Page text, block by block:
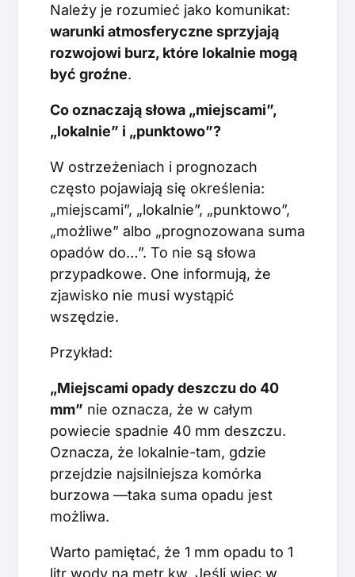
Należy je rozumieć jako komunikat:
warunki atmosferyczne sprzyjają
rozwojowi burz, które lokalnie mogą
być groźne.
Co oznaczają słowa „miejscami”,
„lokalnie” i „punktowo”?
W ostrzeżeniach i prognozach
często pojawiają się określenia:
„miejscami”, „lokalnie”, „punktowo”,
„możliwe” albo „prognozowana suma
opadów do…”. To nie są słowa
przypadkowe. One informują, że
zjawisko nie musi wystąpić
wszędzie.
Przykład:
„Miejscami opady deszczu do 40
mm” nie oznacza, że w całym
powiecie spadnie 40 mm deszczu.
Oznacza, że lokalnie-tam, gdzie
przejdzie najsilniejsza komórka
burzowa —taka suma opadu jest
możliwa.
Warto pamiętać, że 1 mm opadu to 1
litr wody na metr kw. Jeśli więc w